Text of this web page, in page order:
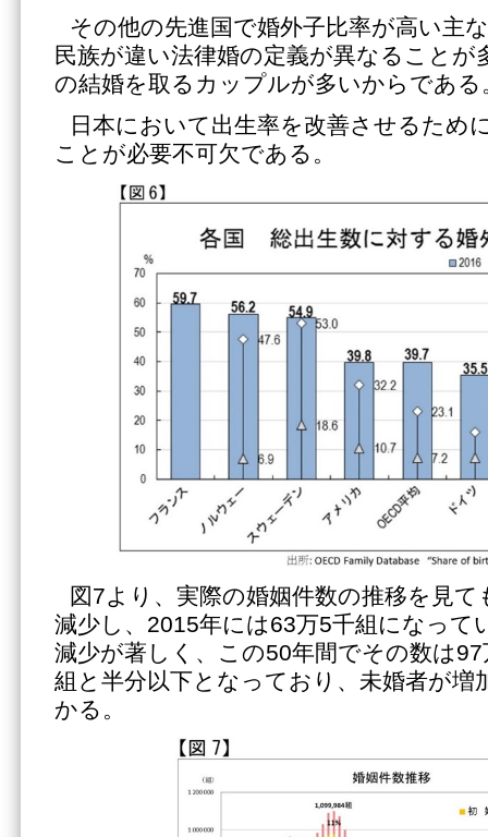
その他の先進国で婚外子比率が高い主
民族が違い法律婚の定義が異なることが
の結婚を取るカップルが多いからである
日本において出生率を改善させるため
ことが必要不可欠である。
図7より、実際の婚姻件数の推移を見
減少し、2015年には63万5千組になって
減少が著しく、この50年間でその数は
組と半分以下となっており、未婚者が増
かる。